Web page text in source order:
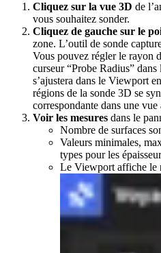
Cliquez sur la vue 3D de
vous souhaitez sonder.
Cliquez de gauche sur le
zone. L’outil de sonde
Vous pouvez régler le rayon
curseur “Probe Radius”
s’ajustera dans le Viewport
régions de la sonde 3D se
correspondante dans une vue
Voir les mesures dans le
Nombre de surfaces
Valeurs minimales,
types pour les
Le Viewport affiche le